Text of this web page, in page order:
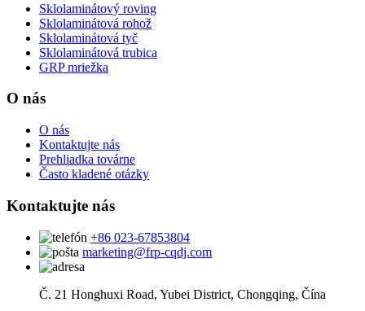
Sklolaminátový roving
Sklolaminátová rohož
Sklolaminátová tyč
Sklolaminátová trubica
GRP mriežka
O nás
O nás
Kontaktujte nás
Prehliadka továrne
Často kladené otázky
Kontaktujte nás
+86 023-67853804
marketing@frp-cqdj.com
Č. 21 Honghuxi Road, Yubei District, Chongqing, Čína